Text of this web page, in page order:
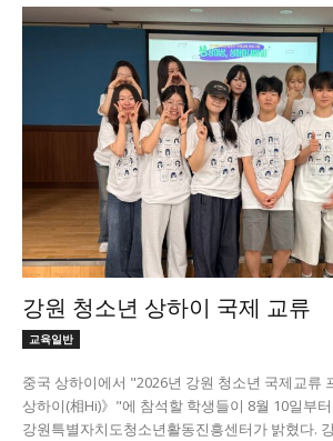
부산/울산 대전지역 지
ENG 中文 日文
커뮤니티
자유게시판 미니게임 운세 풀이
서비스 & 앱
부산/울산 대전지역 지
ENG 中文 日文
커뮤니티
자유게시판 미니게임 운세 풀이
서비스 & 앱
강원 청소년 상하이 국제 교류
교육일반
중국 상하이에서 "2026년 강원 청소년 국제교류
상하이(相Hi)》"에 참석할 학생들이 8월 10일부
강원특별자치도청소년활동진흥센터가 밝혔다. 강원특별자치도가 주최